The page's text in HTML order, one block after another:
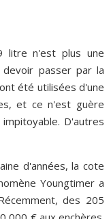
litre n'est plus une
passer par la
été utilisées d'une
et ce n'est guère
D'autres
d'années, la cote
Youngtimer a
des 205